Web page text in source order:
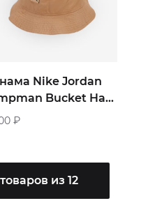
Nike Jordan
Bucket Hat
₽
из 12